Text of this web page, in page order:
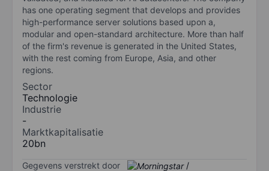
has one operating segment that develops and provides
high-performance server solutions based upon a,
modular and open-standard architecture. More than half
of the firm's revenue is generated in the United States,
with the rest coming from Europe, Asia, and other
regions.
Sector
Technologie
Industrie
-
Marktkapitalisatie
20bn
Gegevens verstrekt door /